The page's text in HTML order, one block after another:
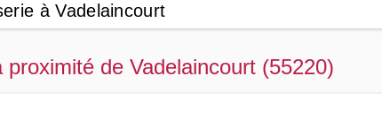
à Vadelaincourt
de Vadelaincourt (55220)